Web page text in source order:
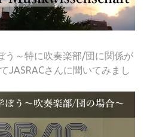
う～特に吹奏楽部/団に関係が
JASRACさんに聞いてみまし